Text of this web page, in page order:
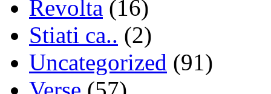
Revolta (16)
Stiati ca.. (2)
Uncategorized (91)